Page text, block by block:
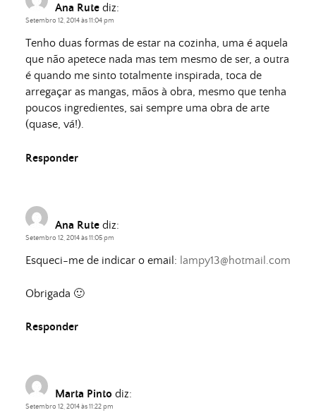
Ana Rute diz:
Setembro 12, 2014 às 11:04 pm
Tenho duas formas de estar na cozinha, uma é aquela
que não apetece nada mas tem mesmo de ser, a outra
é quando me sinto totalmente inspirada, toca de
arregaçar as mangas, mãos à obra, mesmo que tenha
poucos ingredientes, sai sempre uma obra de arte
(quase, vá!).
Responder
Ana Rute diz:
Setembro 12, 2014 às 11:05 pm
Esqueci-me de indicar o email: lampy13@hotmail.com
Obrigada 🙂
Responder
Marta Pinto diz:
Setembro 12, 2014 às 11:22 pm